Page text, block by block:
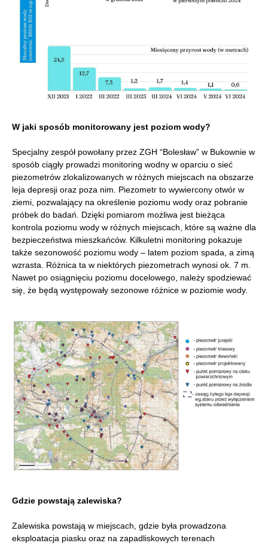
W jaki sposób monitorowany jest poziom wody?
Specjalny zespół powołany przez ZGH “Bolesław” w Bukownie w
sposób ciągły prowadzi monitoring wodny w oparciu o sieć
piezometrów zlokalizowanych w różnych miejscach na obszarze
leja depresji oraz poza nim. Piezometr to wywiercony otwór w
ziemi, pozwalający na określenie poziomu wody oraz pobranie
próbek do badań. Dzięki pomiarom możliwa jest bieżąca
kontrola poziomu wody w różnych miejscach, które są ważne dla
bezpieczeństwa mieszkańców. Kilkuletni monitoring pokazuje
także sezonowość poziomu wody – latem poziom spada, a zimą
wzrasta. Różnica ta w niektórych piezometrach wynosi ok. 7 m.
Nawet po osiągnięciu poziomu docelowego, należy spodziewać
się, że będą występowały sezonowe różnice w poziomie wody.
Gdzie powstają zalewiska?
Zalewiska powstają w miejscach, gdzie była prowadzona
eksploatacja piasku oraz na zapadliskowych terenach